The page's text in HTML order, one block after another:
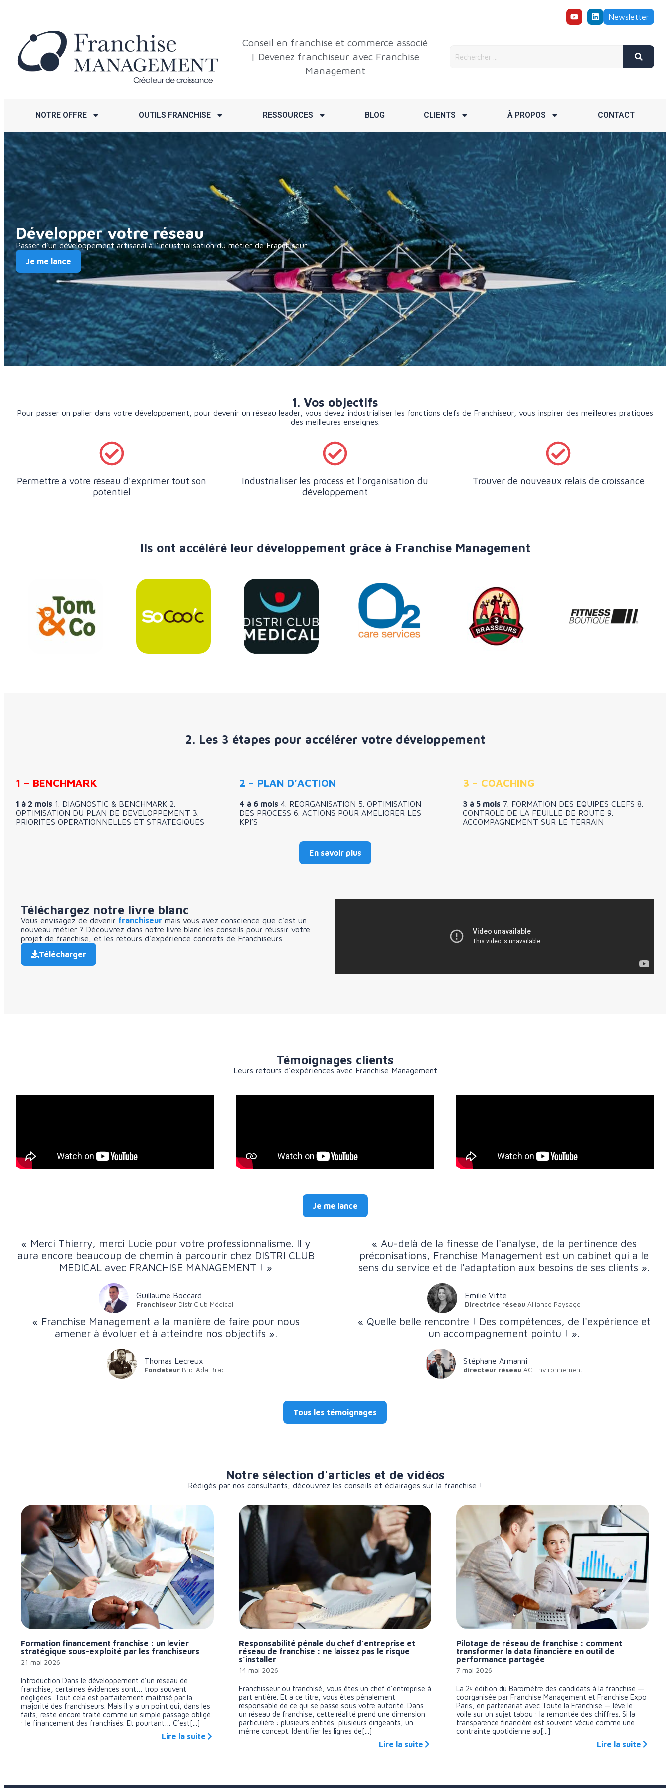
Newsletter
Conseil en franchise et commerce associé
| Devenez franchiseur avec Franchise
Management
NOTRE OFFRE OUTILS FRANCHISE RESSOURCES BLOG CLIENTS À PROPOS CONTACT
Développer votre réseau
Passer d’un développement artisanal à l’industrialisation du métier de Franchiseur.
Je me lance
1. Vos objectifs
Pour passer un palier dans votre développement, pour devenir un réseau leader, vous devez industrialiser les fonctions clefs de Franchiseur, vous inspirer des meilleures pratiques
des meilleures enseignes.
Permettre à votre réseau d'exprimer tout son
potentiel
Industrialiser les process et l'organisation du
développement
Trouver de nouveaux relais de croissance
Ils ont accéléré leur développement grâce à Franchise Management
2. Les 3 étapes pour accélérer votre développement
1 – BENCHMARK
1 à 2 mois 1. DIAGNOSTIC & BENCHMARK 2.
OPTIMISATION DU PLAN DE DEVELOPPEMENT 3.
PRIORITES OPERATIONNELLES ET STRATEGIQUES
2 – PLAN D’ACTION
4 à 6 mois 4. REORGANISATION 5. OPTIMISATION
DES PROCESS 6. ACTIONS POUR AMELIORER LES
KPI’S
3 – COACHING
3 à 5 mois 7. FORMATION DES EQUIPES CLEFS 8.
CONTROLE DE LA FEUILLE DE ROUTE 9.
ACCOMPAGNEMENT SUR LE TERRAIN
En savoir plus
Téléchargez notre livre blanc
Vous envisagez de devenir franchiseur mais vous avez conscience que c’est un
nouveau métier ? Découvrez dans notre livre blanc les conseils pour réussir votre
projet de franchise, et les retours d’expérience concrets de Franchiseurs.
Télécharger
Témoignages clients
Leurs retours d’expériences avec Franchise Management
Je me lance
« Merci Thierry, merci Lucie pour votre professionnalisme. Il y
aura encore beaucoup de chemin à parcourir chez DISTRI CLUB
MEDICAL avec FRANCHISE MANAGEMENT ! »
Guillaume Boccard
FranchiseurDistriClub Médical
« Au-delà de la finesse de l'analyse, de la pertinence des
préconisations, Franchise Management est un cabinet qui a le
sens du service et de l'adaptation aux besoins de ses clients ».
Emilie Vitte
Directrice réseau Alliance Paysage
« Franchise Management a la manière de faire pour nous
amener à évoluer et à atteindre nos objectifs ».
Thomas Lecreux
Fondateur Bric Ada Brac
« Quelle belle rencontre ! Des compétences, de l'expérience et
un accompagnement pointu ! ».
Stéphane Armanni
directeur réseau AC Environnement
Tous les témoignages
Notre sélection d'articles et de vidéos
Rédigés par nos consultants, découvrez les conseils et éclairages sur la franchise !
Formation financement franchise : un levier
stratégique sous-exploité par les franchiseurs
21 mai 2026
Introduction Dans le développement d’un réseau de
franchise, certaines évidences sont… trop souvent
négligées. Tout cela est parfaitement maîtrisé par la
majorité des franchiseurs. Mais il y a un point qui, dans les
faits, reste encore traité comme un simple passage obligé
: le financement des franchisés. Et pourtant… C’est[...]
Lire la suite
Responsabilité pénale du chef d’entreprise et
réseau de franchise : ne laissez pas le risque
s’installer
14 mai 2026
Franchisseur ou franchisé, vous êtes un chef d’entreprise à
part entière. Et à ce titre, vous êtes pénalement
responsable de ce qui se passe sous votre autorité. Dans
un réseau de franchise, cette réalité prend une dimension
particulière : plusieurs entités, plusieurs dirigeants, un
même concept. Identifier les lignes de[...]
Lire la suite
Pilotage de réseau de franchise : comment
transformer la data financière en outil de
performance partagée
7 mai 2026
La 2ᵉ édition du Baromètre des candidats à la franchise —
coorganisée par Franchise Management et Franchise Expo
Paris, en partenariat avec Toute la Franchise — lève le
voile sur un sujet tabou : la remontée des chiffres. Si la
transparence financière est souvent vécue comme une
contrainte quotidienne au[...]
Lire la suite